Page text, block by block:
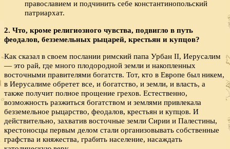
православием и подчинить себе константинопольский
патриархат.
2. Что, кроме религиозного чувства, подвигло в путь
феодалов, безземельных рыцарей, крестьян и купцов?
Как сказал в своем послании римский папа Урбан II, Иерусалим
— это рай, где много плодородной земли и накопленных
восточными правителями богатств. Тот, кто в Европе был никем,
в Иерусалиме обретет все, и богатство, и земли, и власть, а
также получит полное прощение грехов. Естественно,
возможность разжиться богатством и землями привлекала
безземельное рыцарство, феодалов, крестьян и купцов. И
действительно, захватив восточные земли Сирии и Палестины,
крестоносцы первым делом стали организовывать собственные
графства и княжества, грабить население, насаждать